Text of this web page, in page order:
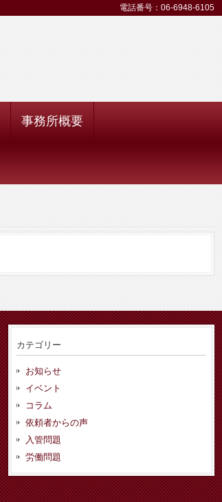
電話番号：06-6948-6105
事務所概要
カテゴリー
お知らせ
イベント
コラム
依頼者からの声
入管問題
労働問題